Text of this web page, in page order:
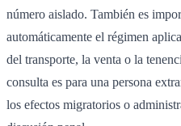
número aislado. También es
automáticamente el régimen
del transporte, la venta o la
consulta es para una persona
los efectos migratorios o